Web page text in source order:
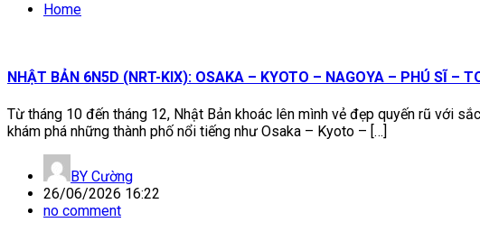
Home
NHẬT BẢN 6N5D (NRT-KIX): OSAKA – KYOTO – NAGOYA – PHÚ SĨ –
Từ tháng 10 đến tháng 12, Nhật Bản khoác lên mình vẻ đẹp quyến rũ với
khám phá những thành phố nổi tiếng như Osaka – Kyoto – […]
BY Cường
26/06/2026 16:22
no comment